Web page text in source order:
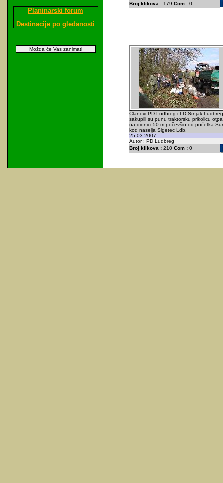
Planinarski forum
Destinacije po gledanosti
Možda će Vas zanimati
Broj klikova :179 Com :0
Članovi PD Ludbreg i LD Srnjak
sakupili su punu traktorsku prikolicu
na dionici 50 m počevšio od početka
kod naselja Sigetec Ldb.
25.03.2007.
Autor : PD Ludbreg
Broj klikova :210 Com :0